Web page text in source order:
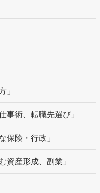
」
事術、転職先選び」
保険・行政」
資産形成、副業」